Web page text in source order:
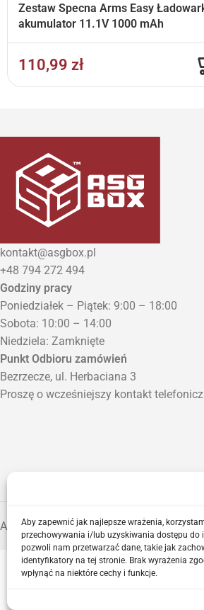
Aby zapewnić jak najlepsze wrażenia,
przechowywania i/lub uzyskiwania dostępu
pozwoli nam przetwarzać dane, takie jak
identyfikatory na tej stronie. Brak wyrażenia
wpłynąć na niektóre cechy i funkcje.
Zestaw Specna Arms Easy
akumulator 11.1V 1000 mAh
110,99 zł
kontakt@asgbox.pl
+48 794 272 494
Godziny pracy
Poniedziałek – Piątek: 9:00 – 18:00
Sobota: 10:00 – 14:00
Niedziela: Zamknięte
Punkt Odbioru zamówień
Bezrzecze, ul. Herbaciana 3
Proszę o wcześniejszy kontakt
ASGBOX.PL © 2026